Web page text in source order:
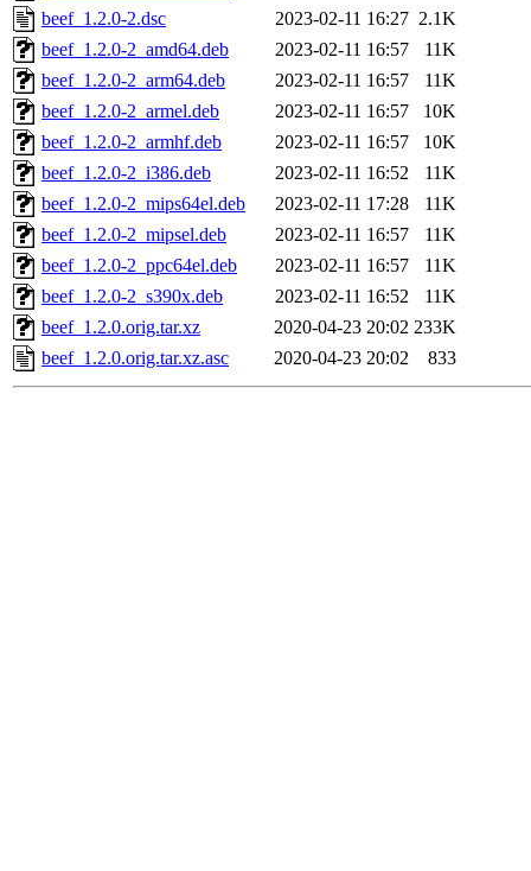
beef_1.2.0-2.dsc
2023-02-11 16:27 2.1K
beef_1.2.0-2_amd64.deb
2023-02-11 16:57
11K
beef_1.2.0-2_arm64.deb
2023-02-11 16:57
11K
beef_1.2.0-2_armel.deb
2023-02-11 16:57
10K
beef_1.2.0-2_armhf.deb
2023-02-11 16:57
10K
beef_1.2.0-2_i386.deb
2023-02-11 16:52
11K
beef_1.2.0-2_mips64el.deb
2023-02-11 17:28
11K
beef_1.2.0-2_mipsel.deb
2023-02-11 16:57
11K
beef_1.2.0-2_ppc64el.deb
2023-02-11 16:57
11K
beef_1.2.0-2_s390x.deb
2023-02-11 16:52
11K
beef_1.2.0.orig.tar.xz
2020-04-23 20:02 233K
beef_1.2.0.orig.tar.xz.asc
2020-04-23 20:02 833